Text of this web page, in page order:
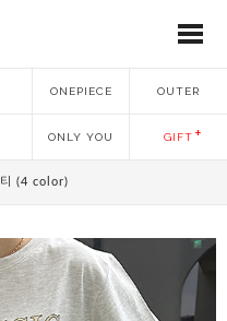
ONEPIECE OUTER
ONLY YOU GIFT
티 (4 color)